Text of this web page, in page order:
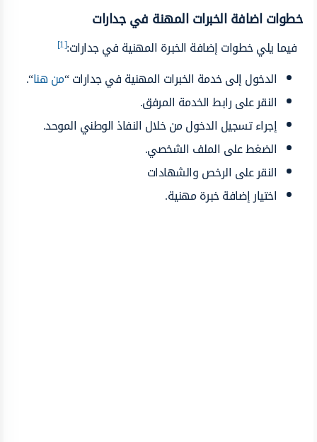
خطوات اضافة الخبرات المهنة في جدارات
فيما يلي خطوات إضافة الخبرة المهنية في جدارات:[1]
الدخول إلى خدمة الخبرات المهنية في جدارات “من هنا“.
النقر على رابط الخدمة المرفق.
إجراء تسجيل الدخول من خلال النفاذ الوطني الموحد.
الضغط على الملف الشخصي.
النقر على الرخص والشهادات
اختيار إضافة خبرة مهنية.